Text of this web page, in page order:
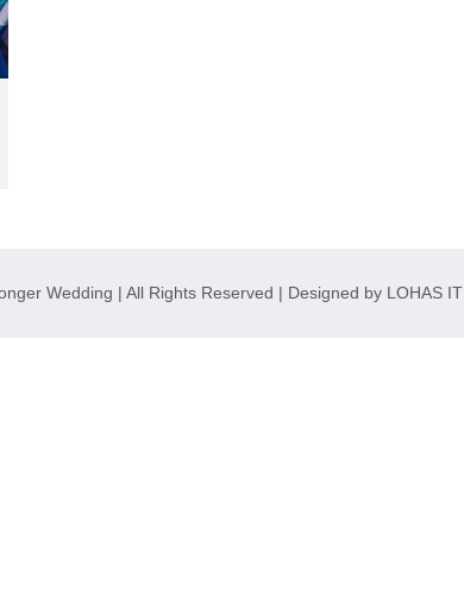
Wedding | All Rights Reserved | Designed by LOHAS IT